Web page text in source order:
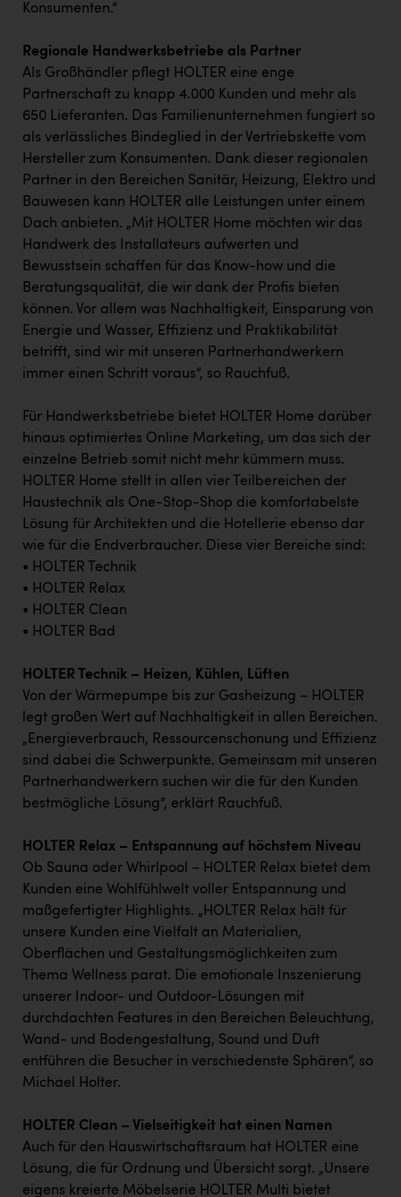
Konsumenten.“
Regionale Handwerksbetriebe als Partner
Als Großhändler pflegt HOLTER eine enge
Partnerschaft zu knapp 4.000 Kunden und mehr als
650 Lieferanten. Das Familienunternehmen fungiert so
als verlässliches Bindeglied in der Vertriebskette vom
Hersteller zum Konsumenten. Dank dieser regionalen
Partner in den Bereichen Sanitär, Heizung, Elektro und
Bauwesen kann HOLTER alle Leistungen unter einem
Dach anbieten. „Mit HOLTER Home möchten wir das
Handwerk des Installateurs aufwerten und
Bewusstsein schaffen für das Know-how und die
Beratungsqualität, die wir dank der Profis bieten
können. Vor allem was Nachhaltigkeit, Einsparung von
Energie und Wasser, Effizienz und Praktikabilität
betrifft, sind wir mit unseren Partnerhandwerkern
immer einen Schritt voraus“, so Rauchfuß.
Für Handwerksbetriebe bietet HOLTER Home darüber
hinaus optimiertes Online Marketing, um das sich der
einzelne Betrieb somit nicht mehr kümmern muss.
HOLTER Home stellt in allen vier Teilbereichen der
Haustechnik als One-Stop-Shop die komfortabelste
Lösung für Architekten und die Hotellerie ebenso dar
wie für die Endverbraucher. Diese vier Bereiche sind:
• HOLTER Technik
• HOLTER Relax
• HOLTER Clean
• HOLTER Bad
HOLTER Technik – Heizen, Kühlen, Lüften
Von der Wärmepumpe bis zur Gasheizung – HOLTER
legt großen Wert auf Nachhaltigkeit in allen Bereichen.
„Energieverbrauch, Ressourcenschonung und Effizienz
sind dabei die Schwerpunkte. Gemeinsam mit unseren
Partnerhandwerkern suchen wir die für den Kunden
bestmögliche Lösung“, erklärt Rauchfuß.
HOLTER Relax – Entspannung auf höchstem Niveau
Ob Sauna oder Whirlpool – HOLTER Relax bietet dem
Kunden eine Wohlfühlwelt voller Entspannung und
maßgefertigter Highlights. „HOLTER Relax hält für
unsere Kunden eine Vielfalt an Materialien,
Oberflächen und Gestaltungsmöglichkeiten zum
Thema Wellness parat. Die emotionale Inszenierung
unserer Indoor- und Outdoor-Lösungen mit
durchdachten Features in den Bereichen Beleuchtung,
Wand- und Bodengestaltung, Sound und Duft
entführen die Besucher in verschiedenste Sphären“, so
Michael Holter.
HOLTER Clean – Vielseitigkeit hat einen Namen
Auch für den Hauswirtschaftsraum hat HOLTER eine
Lösung, die für Ordnung und Übersicht sorgt. „Unsere
eigens kreierte Möbelserie HOLTER Multi bietet